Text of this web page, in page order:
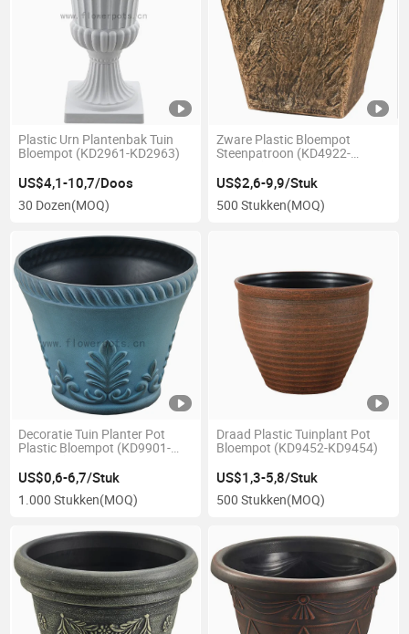
Plastic Urn Plantenbak Tuin
Bloempot (KD2961-KD2963)
US$4,1-10,7/Doos
30 Dozen(MOQ)
Zware Plastic Bloempot
Steenpatroon (KD4922-
US$2,6-9,9/Stuk
500 Stukken(MOQ)
Decoratie Tuin Planter Pot
Plastic Bloempot (KD9901-
US$0,6-6,7/Stuk
1.000 Stukken(MOQ)
Draad Plastic Tuinplant Pot
Bloempot (KD9452-KD9454)
US$1,3-5,8/Stuk
500 Stukken(MOQ)